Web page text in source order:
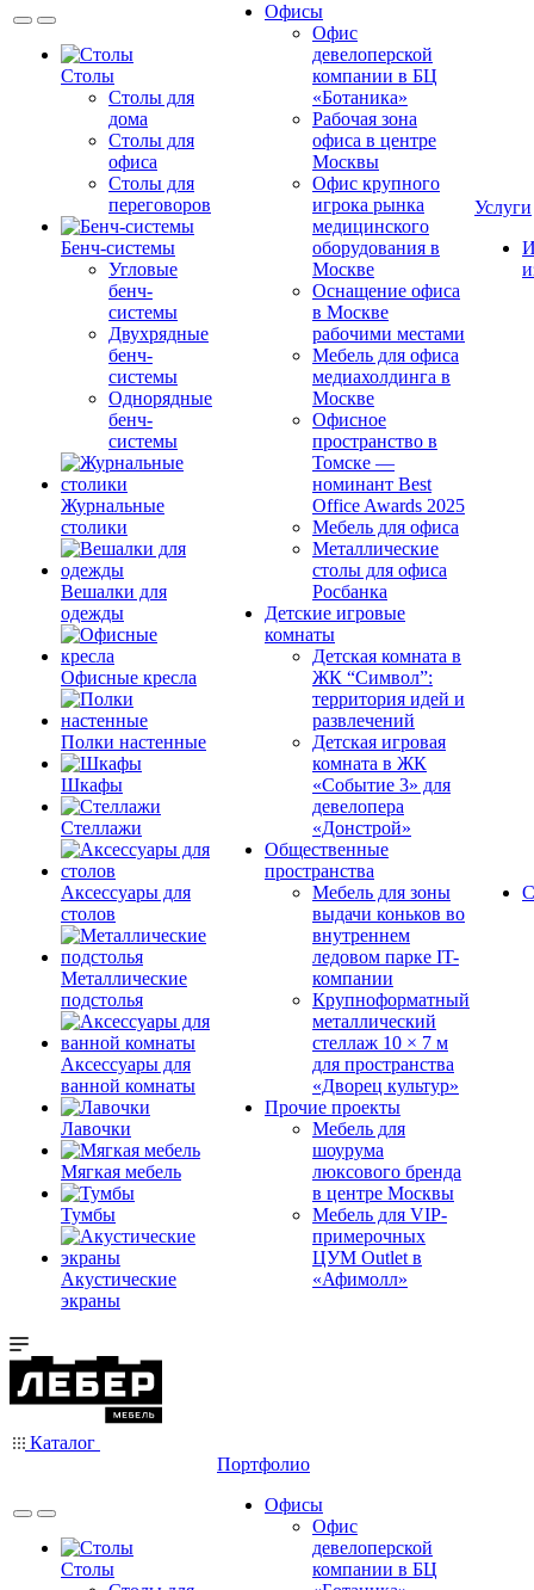
Столы
Столы для
дома
Столы для
офиса
Столы для
переговоров
Бенч-системы
Угловые
бенч-
системы
Двухрядные
бенч-
системы
Однорядные
бенч-
системы
Журнальные
столики
Вешалки для
одежды
Офисные кресла
Полки настенные
Шкафы
Стеллажи
Аксессуары для
столов
Металлические
подстолья
Аксессуары для
ванной комнаты
Лавочки
Мягкая мебель
Тумбы
Акустические
экраны
Офисы
Офис
девелоперской
компании в БЦ
«Ботаника»
Рабочая зона
офиса в центре
Москвы
Офис крупного
игрока рынка
медицинского
оборудования в
Москве
Оснащение офиса
в Москве
рабочими местами
Мебель для офиса
медиахолдинга в
Москве
Офисное
пространство в
Томске —
номинант Best
Office Awards 2025
Мебель для офиса
Металлические
столы для офиса
Росбанка
Детские игровые
комнаты
Детская комната в
ЖК “Символ”:
территория идей и
развлечений
Детская игровая
комната в ЖК
«Событие 3» для
девелопера
«Донстрой»
Общественные
пространства
Мебель для зоны
выдачи коньков во
внутреннем
ледовом парке IT-
компании
Крупноформатный
металлический
стеллаж 10 × 7 м
для пространства
«Дворец культур»
Прочие проекты
Мебель для
шоурума
люксового бренда
в центре Москвы
Мебель для VIP-
примерочных
ЦУМ Outlet в
«Афимолл»
Услуги
Каталог
Столы
Портфолио
Офисы
Офис
девелоперской
компании в БЦ